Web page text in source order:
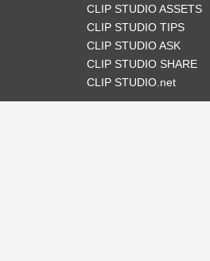
CLIP STUDIO ASSETS
CLIP STUDIO TIPS
CLIP STUDIO ASK
CLIP STUDIO SHARE
CLIP STUDIO.net